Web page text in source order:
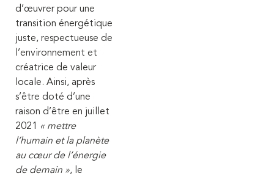
d’œuvrer pour une
transition énergétique
juste, respectueuse de
l’environnement et
créatrice de valeur
locale. Ainsi, après
s’être doté d’une
raison d’être en juillet
2021
« mettre
l’humain et la planète
au cœur de l’énergie
de demain », le